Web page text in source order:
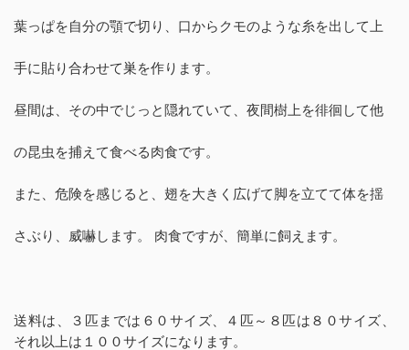
葉っぱを自分の顎で切り、口からクモのような糸を出して上
手に貼り合わせて巣を作ります。
昼間は、その中でじっと隠れていて、夜間樹上を徘徊して他
の昆虫を捕えて食べる肉食です。
また、危険を感じると、翅を大きく広げて脚を立てて体を揺
さぶり、威嚇します。 肉食ですが、簡単に飼えます。
送料は、３匹までは６０サイズ、４匹～８匹は８０サイズ、
それ以上は１００サイズになります。